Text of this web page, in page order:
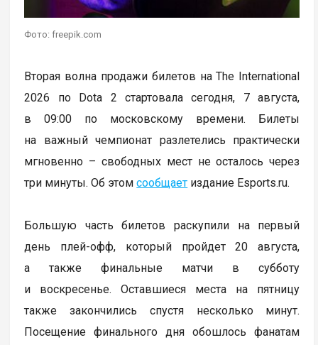
Фото: freepik.com
Вторая волна продажи билетов на The International
2026 по Dota 2 стартовала сегодня, 7 августа,
в 09:00 по московскому времени. Билеты
на важный чемпионат разлетелись практически
мгновенно – свободных мест не осталось через
три минуты. Об этомсообщает издание Esports.ru.
Большую часть билетов раскупили на первый
день плей-офф, который пройдет 20 августа,
а также финальные матчи в субботу
и воскресенье. Оставшиеся места на пятницу
также закончились спустя несколько минут.
Посещение финального дня обошлось фанатам